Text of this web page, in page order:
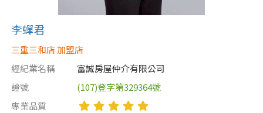
李蟬君
三重三和店 加盟店
經紀業名稱
富誠房屋仲介有限公司
證號
(107)登字第329364號
專業品質